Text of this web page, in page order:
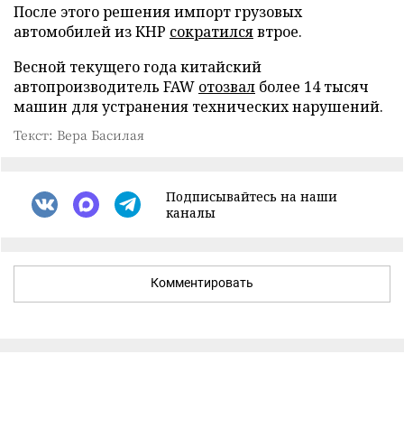
После этого решения импорт грузовых
автомобилей из КНР сократилсявтрое.
Весной текущего года китайский
автопроизводитель FAW отозвал более 14 тысяч
машин для устранения технических нарушений.
Текст: Вера Басилая
Подписывайтесь на наши
каналы
Комментировать